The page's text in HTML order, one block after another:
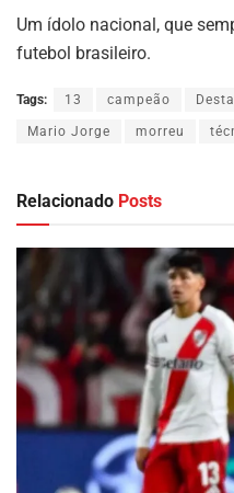
Um ídolo nacional, que
futebol brasileiro.
Tags: 13 campeão
Mario Jorge morreu
Relacionado Posts